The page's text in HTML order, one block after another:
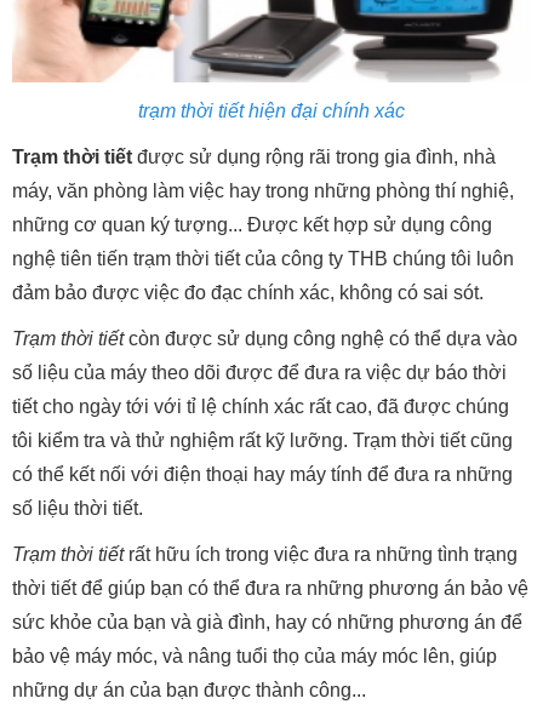
trạm thời tiết hiện đại chính xác
Trạm thời tiết được sử dụng rộng rãi trong gia đình, nhà
máy, văn phòng làm việc hay trong những phòng thí nghiệ,
những cơ quan ký tượng... Được kết hợp sử dụng công
nghệ tiên tiến trạm thời tiết của công ty THB chúng tôi luôn
đảm bảo được việc đo đạc chính xác, không có sai sót.
Trạm thời tiếtcòn được sử dụng công nghệ có thể dựa vào
số liệu của máy theo dõi được để đưa ra việc dự báo thời
tiết cho ngày tới với tỉ lệ chính xác rất cao, đã được chúng
tôi kiểm tra và thử nghiệm rất kỹ lưỡng. Trạm thời tiết cũng
có thể kết nối với điện thoại hay máy tính để đưa ra những
số liệu thời tiết.
Trạm thời tiếtrất hữu ích trong việc đưa ra những tình trạng
thời tiết để giúp bạn có thể đưa ra những phương án bảo vệ
sức khỏe của bạn và già đình, hay có những phương án để
bảo vệ máy móc, và nâng tuổi thọ của máy móc lên, giúp
những dự án của bạn được thành công...